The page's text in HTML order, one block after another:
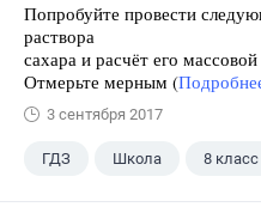
Попробуйте провести
раствора
сахара и расчёт его
Отмерьте мерным (
3 сентября 2017
ГДЗ Школа 8 класс